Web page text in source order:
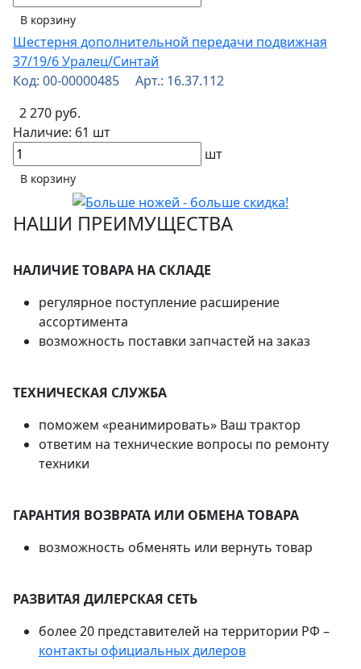
В корзину
Шестерня дополнительной передачи подвижная
37/19/6 Уралец/Синтай
Код: 00-00000485 Арт.: 16.37.112
2 270 руб.
Наличие: 61 шт
шт
В корзину
НАШИ ПРЕИМУЩЕСТВА
НАЛИЧИЕ ТОВАРА НА СКЛАДЕ
регулярное поступление расширение
ассортимента
возможность поставки запчастей на заказ
ТЕХНИЧЕСКАЯ СЛУЖБА
поможем «реанимировать» Ваш трактор
ответим на технические вопросы по ремонту
техники
ГАРАНТИЯ ВОЗВРАТА ИЛИ ОБМЕНА ТОВАРА
возможность обменять или вернуть товар
РАЗВИТАЯ ДИЛЕРСКАЯ СЕТЬ
более 20 представителей на территории РФ –
контакты официальных дилеров